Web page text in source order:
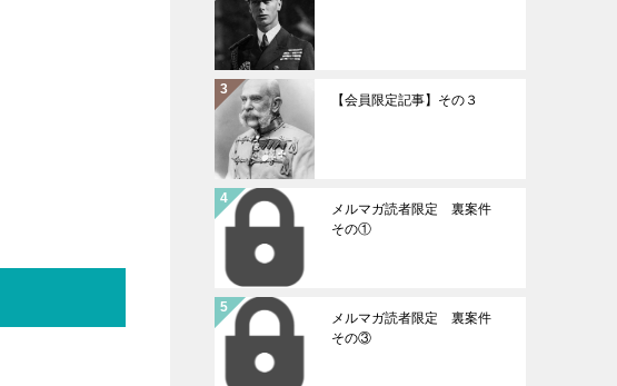
【会員限定記事】その３
メルマガ読者限定 裏案件
その①
メルマガ読者限定 裏案件
その③